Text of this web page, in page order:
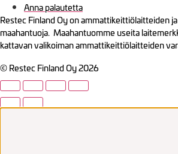
Anna palautetta
Restec Finland Oy on ammattikeittiölaitteiden
maahantuoja. Maahantuomme useita
kattavan valikoiman ammattikeittiölaitteiden
© Restec Finland Oy 2026